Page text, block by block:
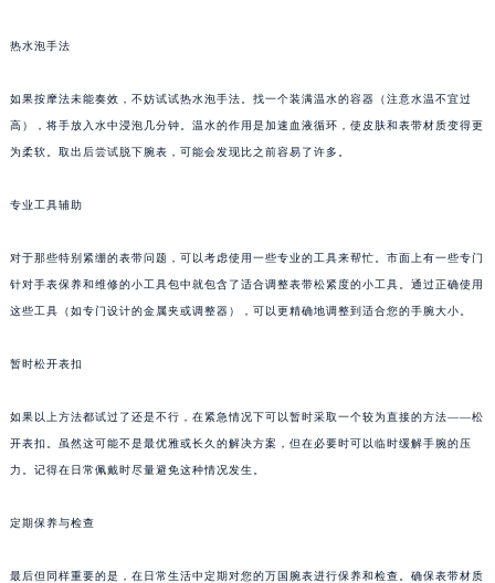
热水泡手法
如果按摩法未能奏效，不妨试试热水泡手法。找一个装满温水的容器（注意水温不宜过
高），将手放入水中浸泡几分钟。温水的作用是加速血液循环，使皮肤和表带材质变得更
为柔软。取出后尝试脱下腕表，可能会发现比之前容易了许多。
专业工具辅助
对于那些特别紧绷的表带问题，可以考虑使用一些专业的工具来帮忙。市面上有一些专门
针对手表保养和维修的小工具包中就包含了适合调整表带松紧度的小工具。通过正确使用
这些工具（如专门设计的金属夹或调整器），可以更精确地调整到适合您的手腕大小。
暂时松开表扣
如果以上方法都试过了还是不行，在紧急情况下可以暂时采取一个较为直接的方法——松
开表扣。虽然这可能不是最优雅或长久的解决方案，但在必要时可以临时缓解手腕的压
力。记得在日常佩戴时尽量避免这种情况发生。
定期保养与检查
最后但同样重要的是，在日常生活中定期对您的万国腕表进行保养和检查。确保表带材质